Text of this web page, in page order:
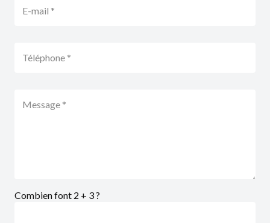
Combien font 2 + 3 ?